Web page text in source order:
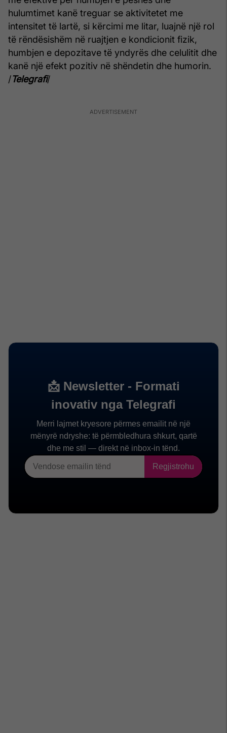
hulumtimet kanë treguar se aktivitetet me
intensitet të lartë, si kërcimi me litar, luajnë një rol
të rëndësishëm në ruajtjen e kondicionit fizik,
humbjen e depozitave të yndyrës dhe celulitit dhe
kanë një efekt pozitiv në shëndetin dhe humorin.
/Telegrafi/